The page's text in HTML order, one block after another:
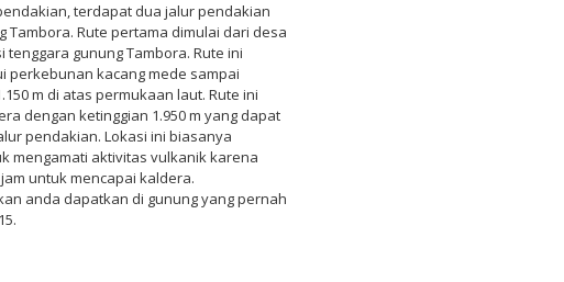
terdapat dua jalur pendakian
Rute pertama dimulai dari desa
gunung Tambora. Rute ini
perkebunan kacang mede sampai
m di atas permukaan laut. Rute ini
dengan ketinggian 1.950 m yang dapat
pendakian. Lokasi ini biasanya
mengamati aktivitas vulkanik karena
untuk mencapai kaldera.
anda dapatkan di gunung yang pernah